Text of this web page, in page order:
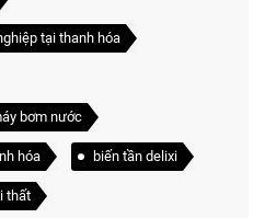
tại thanh hóa
bơm nước
hóa biến tần delixi
thất